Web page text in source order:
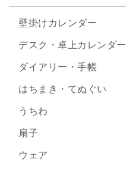
壁掛けカレンダー
デスク・卓上カレンダー
ダイアリー・手帳
はちまき・てぬぐい
うちわ
扇子
ウェア